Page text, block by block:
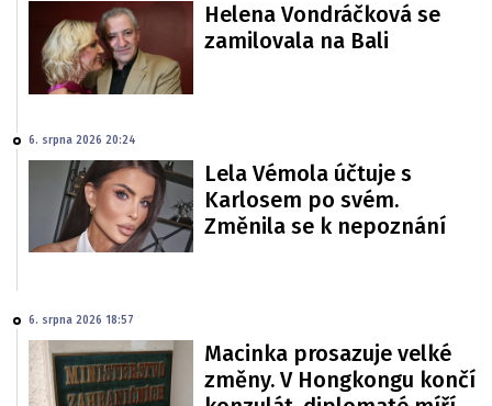
Helena Vondráčková se
zamilovala na Bali
6. srpna 2026 20:24
Lela Vémola účtuje s
Karlosem po svém.
Změnila se k nepoznání
6. srpna 2026 18:57
Macinka prosazuje velké
změny. V Hongkongu končí